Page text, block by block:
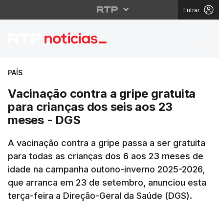
Entrar
Vacinação contra a
PAÍS
Vacinação contra a gripe gratuita
para crianças dos seis aos 23
meses - DGS
A vacinação contra a gripe passa a ser gratuita
para todas as crianças dos 6 aos 23 meses de
idade na campanha outono-inverno 2025-2026,
que arranca em 23 de setembro, anunciou esta
terça-feira a Direção-Geral da Saúde (DGS).